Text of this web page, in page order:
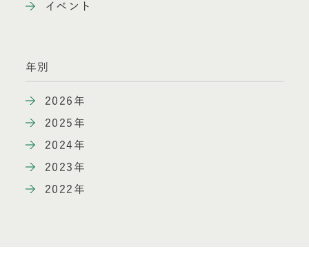
イベント
年別
2026年
2025年
2024年
2023年
2022年